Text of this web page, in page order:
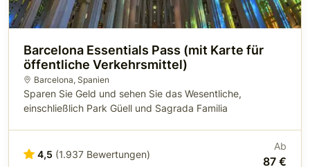
Barcelona Essentials Pass (mit Karte für
öffentliche Verkehrsmittel)
Barcelona, Spanien
Sparen Sie Geld und sehen Sie das Wesentliche,
einschließlich Park Güell und Sagrada Familia
4,5 (1.937 Bewertungen)
Ab
87 €